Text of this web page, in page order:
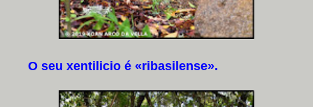
O seu xentilicio é «ribasilense».